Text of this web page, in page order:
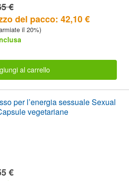
€
del pacco: 42,10 €
il 20%)
al carrello
per l’energia sessuale Sexual
vegetariane
€